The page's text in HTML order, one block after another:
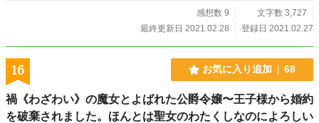
感想数 9
文字数 3,727
最終更新日 2021.02.28
登録日 2021.02.27
16 お気に入り追加 68
禍《わざわい》の魔女とよばれた公爵令嬢〜王子様から婚約
を破棄されました。ほんとは聖女のわたくしなのによろしい